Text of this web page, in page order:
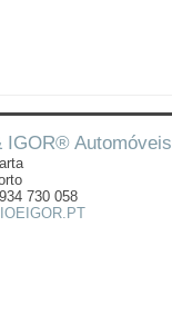
IGOR® Automóveis
730 058